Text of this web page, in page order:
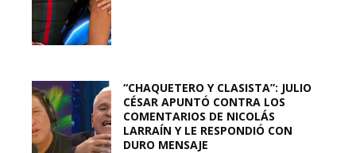
“CHAQUETERO Y CLASISTA”: JULIO
CÉSAR APUNTÓ CONTRA LOS
COMENTARIOS DE NICOLÁS
LARRAÍN Y LE RESPONDIÓ CON
DURO MENSAJE